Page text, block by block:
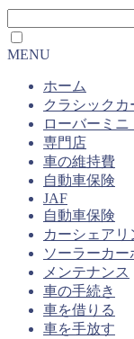
MENU
ホーム
クラシックカ
ローバーミ
専門店
車の維持費
自動車保険
JAF
自動車保険
カーシェアリ
ソーラーカー
メンテナンス
車の手続き
車を借りる
車を手放す